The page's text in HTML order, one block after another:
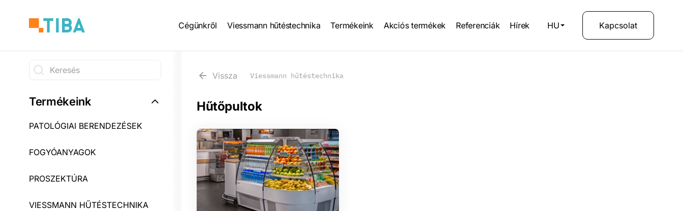
tartalomra
Kapcsolat
HU
Main
Cégünkről Viessmann hűtéstechnika Termékeink Akciós termékek Referenciák Hírek
Keresés
Keresés
Termékeink
PATOLÓGIAI BERENDEZÉSEK
FOGYÓANYAGOK
PROSZEKTÚRA
VIESSMANN HŰTÉSTECHNIKA
Vissza Viessmann hűtéstechnika
Hűtőpultok